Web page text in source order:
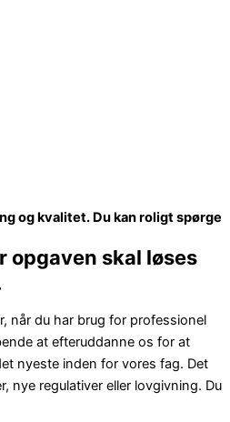
og kvalitet. Du kan roligt spørge
opgaven skal løses
når du har brug for professionel
at efteruddanne os for at
nyeste inden for vores fag. Det
nye regulativer eller lovgivning. Du